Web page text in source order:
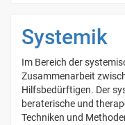
Systemik
Im Bereich der
Zusammenarbeit
Hilfsbedürftigen. Der
beraterische und
Techniken und